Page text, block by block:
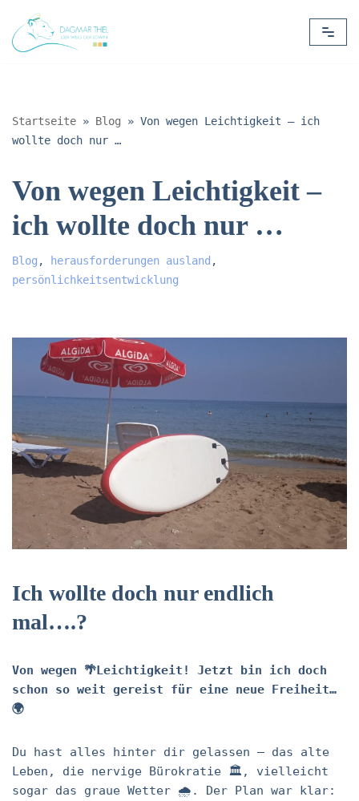
Zum
Startseite » Blog » Von wegen Leichtigkeit – ich
wollte doch nur …
Von wegen Leichtigkeit –
ich wollte doch nur …
Blog , herausforderungen ausland ,
persönlichkeitsentwicklung
Ich wollte doch nur endlich
mal….?
Von wegen 🌴Leichtigkeit! Jetzt bin ich doch
schon so weit gereist für eine neue Freiheit…
🌍
Du hast alles hinter dir gelassen – das alte
Leben, die nervige Bürokratie 🏛️, vielleicht
sogar das graue Wetter 🌧️. Der Plan war klar: